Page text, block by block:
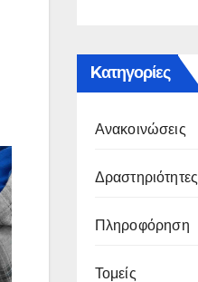
Kατηγορίες
Ανακοινώσεις
Δραστηριότητες
Πληροφόρηση
Τομείς